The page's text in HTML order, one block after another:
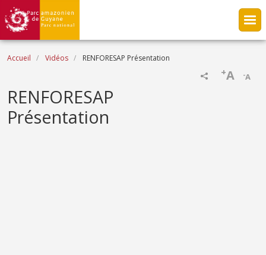
Aller au contenu principal
Fil d'Ariane
Accueil Vidéos RENFORESAP Présentation
-A
+A
Name
RENFORESAP
Présentation